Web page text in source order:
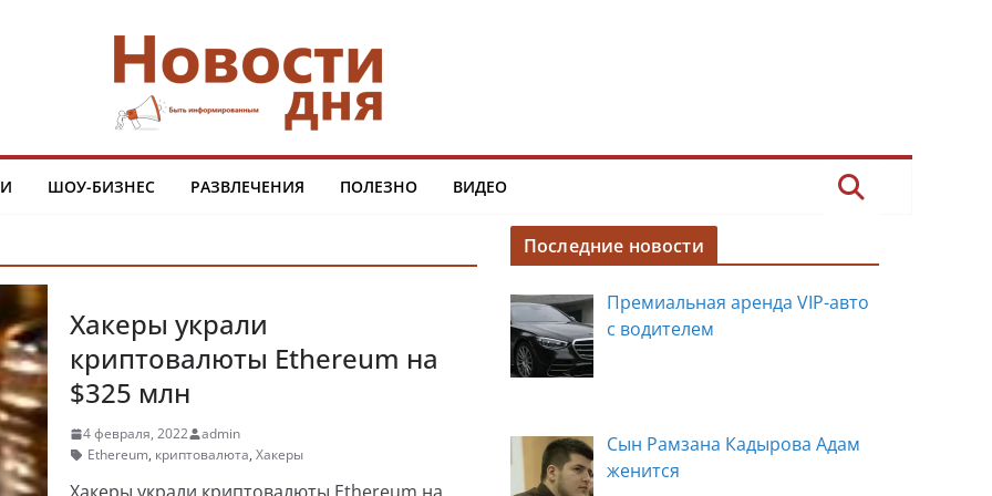
ШОУ-БИЗНЕС РАЗВЛЕЧЕНИЯ ПОЛЕЗНО ВИДЕО
Хакеры украли
криптовалюты Ethereum на
$325 млн
4 февраля, 2022
admin
Ethereum, криптовалюта, Хакеры
Последние новости
Премиальная аренда VIP-авто
с водителем
Сын Рамзана Кадырова Адам
женится